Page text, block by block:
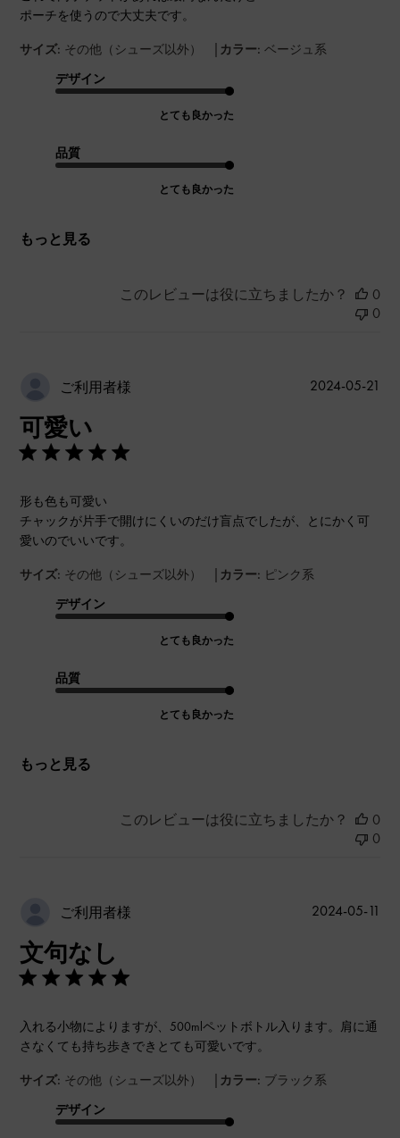
ポーチを使うので大丈夫です。
サイズ: その他（シューズ以外） | カラー: ベージュ系
デザイン
とても良かった
品質
とても良かった
もっと見る
このレビューは役に立ちましたか？
0
0
ご利用者様
可愛い
形も色も可愛い
チャックが片手で開けにくいのだけ盲点でしたが、とにかく可
愛いのでいいです。
サイズ: その他（シューズ以外） | カラー: ピンク系
デザイン
とても良かった
品質
とても良かった
もっと見る
2024-05-21
このレビューは役に立ちましたか？
0
0
ご利用者様
文句なし
入れる小物によりますが、500mlペットボトル入ります。肩に通
さなくても持ち歩きできとても可愛いです。
サイズ: その他（シューズ以外） | カラー: ブラック系
デザイン
2024-05-11